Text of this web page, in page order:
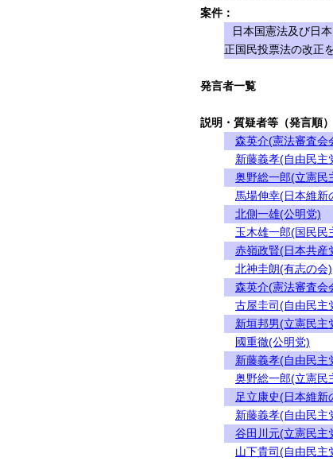
案件：
日本国憲法及び日
正国民投票法の改正
発言者一覧
説明・質疑者等（発言順）
森英介(憲法審査会
新藤義孝(自由民主
奥野総一郎(立憲民
馬場伸幸(日本維新
北側一雄(公明党)
玉木雄一郎(国民民
赤嶺政賢(日本共産
北神圭朗(有志の会)
森英介(憲法審査会
古屋圭司(自由民主
新垣邦男(立憲民主
國重徹(公明党)
新藤義孝(自由民主
奥野総一郎(立憲民
足立康史(日本維新
新藤義孝(自由民主
谷田川元(立憲民主
山下貴司(自由民主